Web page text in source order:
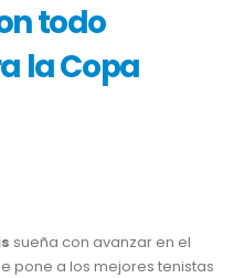
todo
la Copa
sueña con avanzar en el
pone a los mejores tenistas